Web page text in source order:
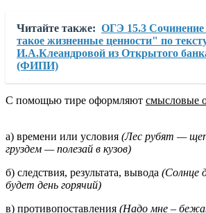
Читайте также: ОГЭ 15.3
такое жизненные ценности" по
И.А.Клеандровой из Открытого
(ФИПИ)
С помощью тире оформляют смысловые
а) времени или условия (Лес рубят —
груздем — полезай в кузов)
б) следствия, результата, вывода (Солнце
будет день горячий)
в) противопоставления (Надо мне –